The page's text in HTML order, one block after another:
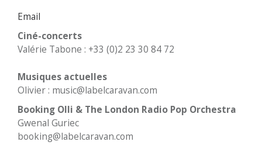
Email
Ciné-concerts
Valérie Tabone : +33 (0)2 23 30 84 72
Musiques actuelles
Olivier : music@labelcaravan.com
Booking Olli & The London Radio Pop Orchestra
Gwenal Guriec
booking@labelcaravan.com